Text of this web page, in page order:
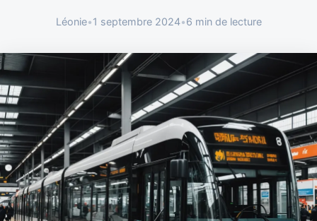
Léonie•1 septembre 2024•6 min de lecture